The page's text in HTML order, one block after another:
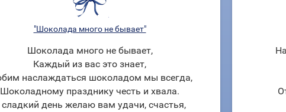
"Шоколада много не бывает"
Шоколада много не бывает,
Каждый из вас это знает,
наслаждаться шоколадом мы всегда,
Шоколадному празднику честь и хвала.
день желаю вам удачи, счастья,